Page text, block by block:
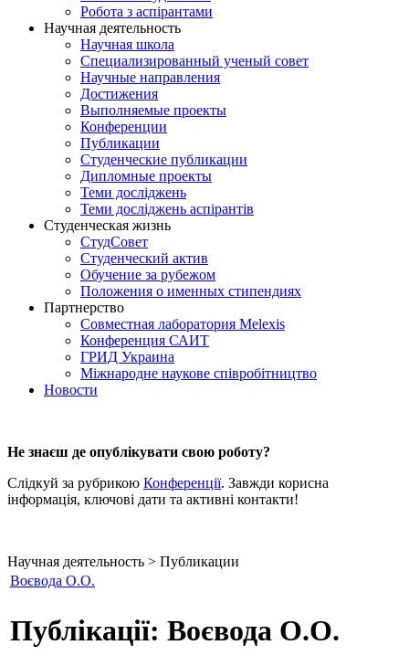
Робота з аспірантами
Научная деятельность
Научная школа
Специализированный ученый совет
Научные направления
Достижения
Выполняемые проекты
Конференции
Публикации
Студенческие публикации
Дипломные проекты
Теми досліджень
Теми досліджень аспірантів
Студенческая жизнь
СтудСовет
Студенческий актив
Обучение за рубежом
Положения о именных стипендиях
Партнерство
Совместная лаборатория Melexis
Конференция САИТ
ГРИД Украина
Міжнародне наукове співробітництво
Новости
Не знаєш де опублікувати свою роботу?
Слідкуй за рубрикою Конференції. Завжди корисна
інформація, ключові дати та активні контакти!
Научная деятельность > Публикации
Воєвода О.О.
Публікації: Воєвода О.О.